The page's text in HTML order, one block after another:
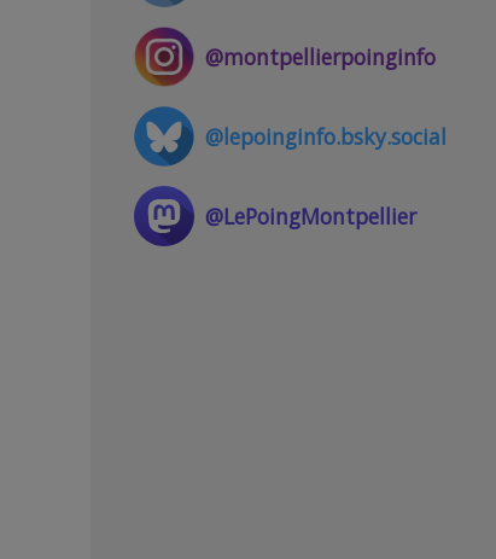
@montpellierpoinginfo
@lepoinginfo.bsky.social
@LePoingMontpellier